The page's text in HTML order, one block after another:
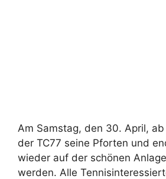
Am Samstag, den 30. April,
der TC77 seine Pforten und
wieder auf der schönen
werden. Alle